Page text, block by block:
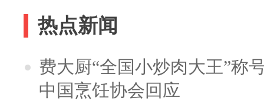
热点新闻
费大厨“全国小炒肉大王”称
中国烹饪协会回应